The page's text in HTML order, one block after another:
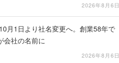
2026年8月6日
月1日より社名変更へ。創業58年で
会社の名前に
2026年8月6日